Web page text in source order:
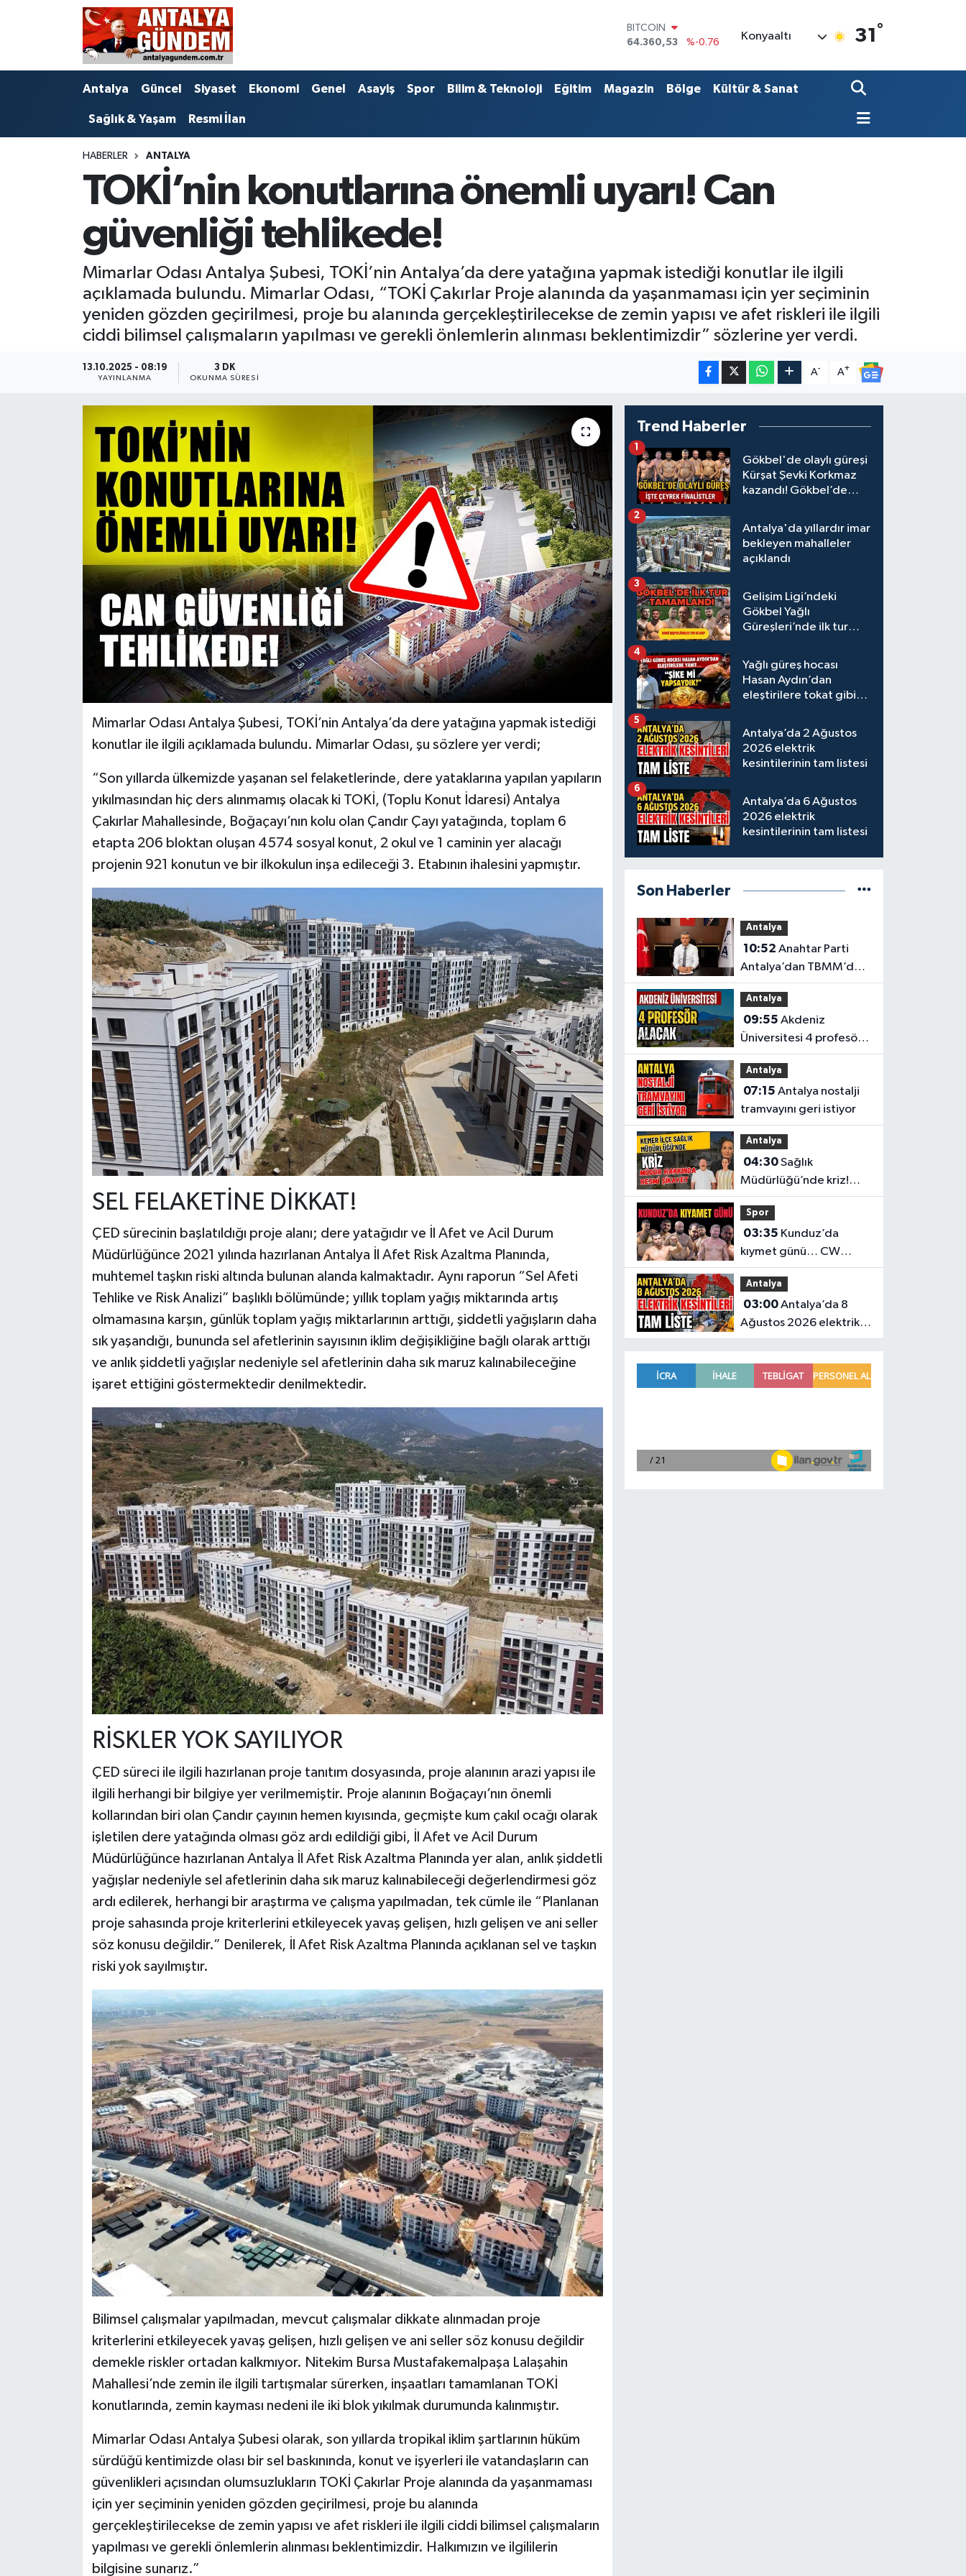
DOLAR
47,7143
%0.16
55,0317
%-0.02
STERLİN
64.360,53
%-0.76
Konyaaltı 31 °
Antalya Güncel Siyaset Ekonomi Genel Asayiş Spor Bilim & Teknoloji Eğitim Magazin Bölge Kültür & Sanat
Sağlık & Yaşam Resmi İlan
HABERLER ANTALYA
TOKİ’nin konutlarına önemli uyarı! Can
güvenliği tehlikede!
Mimarlar Odası Antalya Şubesi, TOKİ’nin Antalya’da dere yatağına yapmak istediği konutlar ile ilgili
açıklamada bulundu. Mimarlar Odası, “TOKİ Çakırlar Proje alanında da yaşanmaması için yer seçiminin
yeniden gözden geçirilmesi, proje bu alanında gerçekleştirilecekse de zemin yapısı ve afet riskleri ile ilgili
ciddi bilimsel çalışmaların yapılması ve gerekli önlemlerin alınması beklentimizdir” sözlerine yer verdi.
13.10.2025 - 08:19
YAYINLANMA
3 DK
OKUNMA SÜRESI
A- A+
Mimarlar Odası Antalya Şubesi, TOKİ’nin Antalya’da dere yatağına yapmak istediği
konutlar ile ilgili açıklamada bulundu. Mimarlar Odası, şu sözlere yer verdi;
“Son yıllarda ülkemizde yaşanan sel felaketlerinde, dere yataklarına yapılan yapıların
yıkılmasından hiç ders alınmamış olacak ki TOKİ, (Toplu Konut İdaresi) Antalya
Çakırlar Mahallesinde, Boğaçayı’nın kolu olan Çandır Çayı yatağında, toplam 6
etapta 206 bloktan oluşan 4574 sosyal konut, 2 okul ve 1 caminin yer alacağı
projenin 921 konutun ve bir ilkokulun inşa edileceği 3. Etabının ihalesini yapmıştır.
SEL FELAKETİNE DİKKAT!
ÇED sürecinin başlatıldığı proje alanı; dere yatağıdır ve İl Afet ve Acil Durum
Müdürlüğünce 2021 yılında hazırlanan Antalya İl Afet Risk Azaltma Planında,
muhtemel taşkın riski altında bulunan alanda kalmaktadır. Aynı raporun “Sel Afeti
Tehlike ve Risk Analizi” başlıklı bölümünde; yıllık toplam yağış miktarında artış
olmamasına karşın, günlük toplam yağış miktarlarının arttığı, şiddetli yağışların daha
sık yaşandığı, bununda sel afetlerinin sayısının iklim değişikliğine bağlı olarak arttığı
ve anlık şiddetli yağışlar nedeniyle sel afetlerinin daha sık maruz kalınabileceğine
işaret ettiğini göstermektedir denilmektedir.
RİSKLER YOK SAYILIYOR
ÇED süreci ile ilgili hazırlanan proje tanıtım dosyasında, proje alanının arazi yapısı ile
ilgili herhangi bir bilgiye yer verilmemiştir. Proje alanının Boğaçayı’nın önemli
kollarından biri olan Çandır çayının hemen kıyısında, geçmişte kum çakıl ocağı olarak
işletilen dere yatağında olması göz ardı edildiği gibi, İl Afet ve Acil Durum
Müdürlüğünce hazırlanan Antalya İl Afet Risk Azaltma Planında yer alan, anlık şiddetli
yağışlar nedeniyle sel afetlerinin daha sık maruz kalınabileceği değerlendirmesi göz
ardı edilerek, herhangi bir araştırma ve çalışma yapılmadan, tek cümle ile “Planlanan
proje sahasında proje kriterlerini etkileyecek yavaş gelişen, hızlı gelişen ve ani seller
söz konusu değildir.” Denilerek, İl Afet Risk Azaltma Planında açıklanan sel ve taşkın
riski yok sayılmıştır.
Bilimsel çalışmalar yapılmadan, mevcut çalışmalar dikkate alınmadan proje
kriterlerini etkileyecek yavaş gelişen, hızlı gelişen ve ani seller söz konusu değildir
demekle riskler ortadan kalkmıyor. Nitekim Bursa Mustafakemalpaşa Lalaşahin
Mahallesi’nde zemin ile ilgili tartışmalar sürerken, inşaatları tamamlanan TOKİ
konutlarında, zemin kayması nedeni ile iki blok yıkılmak durumunda kalınmıştır.
Mimarlar Odası Antalya Şubesi olarak, son yıllarda tropikal iklim şartlarının hüküm
sürdüğü kentimizde olası bir sel baskınında, konut ve işyerleri ile vatandaşların can
güvenlikleri açısından olumsuzlukların TOKİ Çakırlar Proje alanında da yaşanmaması
için yer seçiminin yeniden gözden geçirilmesi, proje bu alanında
gerçekleştirilecekse de zemin yapısı ve afet riskleri ile ilgili ciddi bilimsel çalışmaların
yapılması ve gerekli önlemlerin alınması beklentimizdir. Halkımızın ve ilgililerin
bilgisine sunarız.”
Trend Haberler
Gökbel'de olaylı güreşi
Kürşat Şevki Korkmaz
kazandı! Gökbel’de
Gürbüz elendi!
1
Antalya'da yıllardır imar
bekleyen mahalleler
açıklandı
2
Gelişim Ligi’ndeki
Gökbel Yağlı
Güreşleri’nde ilk tur
3
Yağlı güreş hocası
Hasan Aydın’dan
eleştirilere tokat gibi
4
Antalya’da 2 Ağustos
2026 elektrik
kesintilerinin tam listesi
5
Antalya’da 6 Ağustos
2026 elektrik
kesintilerinin tam listesi
6
Son Haberler
Antalya
10:52
Antalya’dan TBMM’deki
yasa teklifine tepki
Antalya
09:55
Üniversitesi 4 profesör
alacak
Antalya
07:15
tramvayını geri istiyor
Antalya
04:30Sağlık
Müdürlüğü’nde kriz!
Müdür hakkında resmi
şikayet
Spor
03:35
kıymet günü… CW
Enerji Yağlı Güreş
Ligi’nin 6. Etabı öncesi
nefesler tutuldu
Antalya
03:00Antalya’da 8
Ağustos 2026 elektrik
kesintilerinin tam listesi
Antalya
Bilim & Teknoloji
Ekonomi
Görüntülü Haber
Kültür & Sanat
Sağlık & Yaşam
Antalya Nöbetçi Eczaneler
Antalya Hava Durumu
Antalya Namaz Vakitleri
Antalya Trafik Yoğunluk Haritası
Süper Lig Puan Durumu ve Fikstür
Tüm Manşetler
Son Dakika Haberleri
Haber Arşivi